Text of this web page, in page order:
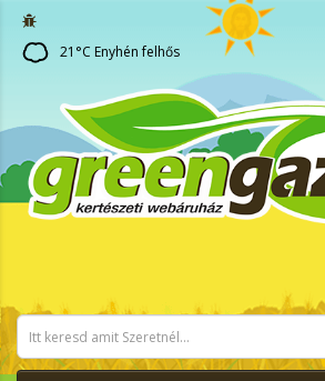
21 °C Enyhén felhős